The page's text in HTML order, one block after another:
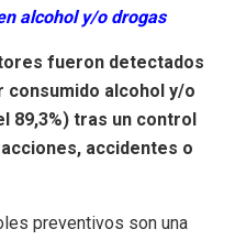
alcohol y/o drogas
fueron detectados
consumido alcohol y/o
89,3%) tras un control
accidentes o
preventivos son una